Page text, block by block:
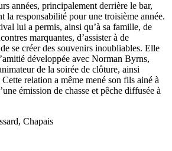
années, principalement derrière le bar,
la responsabilité pour une troisième année.
lui a permis, ainsi qu’à sa famille, de
marquantes, d’assister à de
se créer des souvenirs inoubliables. Elle
développée avec Norman Byrns,
de la soirée de clôture, ainsi
relation a même mené son fils ainé à
émission de chasse et pêche diffusée à
Chapais